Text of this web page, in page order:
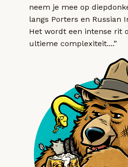
neem je mee op
langs Porters en Russian
Het wordt een intense rit
ultieme complexiteit....”